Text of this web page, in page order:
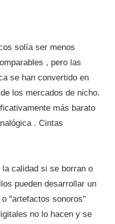
solía ser menos
, pero las
se han convertido en
los mercados de nicho.
más barato
. Cintas
calidad si se borran o
pueden desarrollar un
"artefactos sonoros"
no lo hacen y se